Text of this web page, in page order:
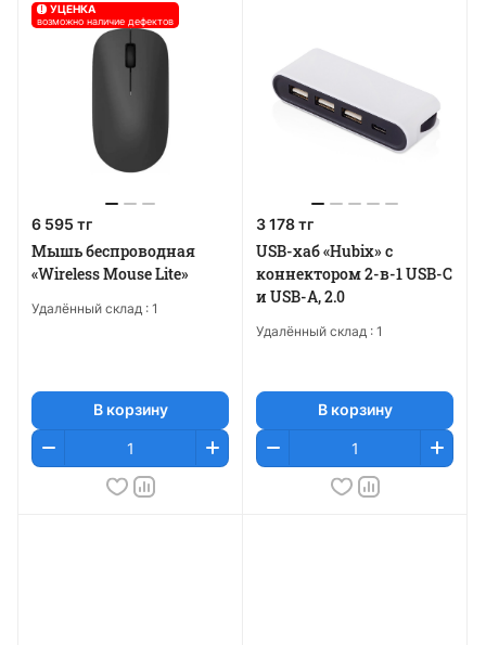
! УЦЕНКА
возможно наличие дефектов
6 595 тг
Мышь беспроводная
«Wireless Mouse Lite»
Удалённый склад : 1
В корзину
3 178 тг
USB-хаб «Hubix» с
коннектором 2-в-1 USB-C
и USB-A, 2.0
Удалённый склад : 1
В корзину